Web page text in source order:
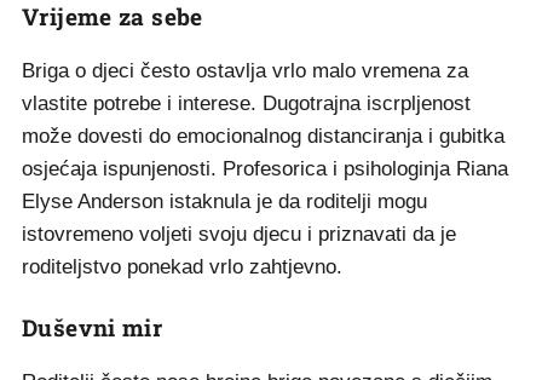
Vrijeme za sebe
Briga o djeci često ostavlja vrlo malo vremena za
vlastite potrebe i interese. Dugotrajna iscrpljenost
može dovesti do emocionalnog distanciranja i gubitka
osjećaja ispunjenosti. Profesorica i psihologinja Riana
Elyse Anderson istaknula je da roditelji mogu
istovremeno voljeti svoju djecu i priznavati da je
roditeljstvo ponekad vrlo zahtjevno.
Duševni mir